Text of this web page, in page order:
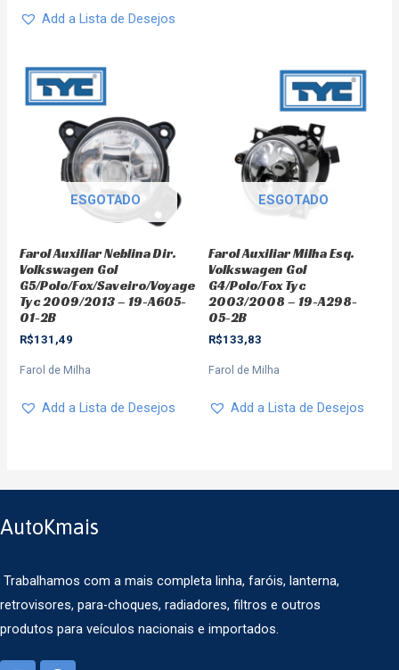
Add a Lista de Desejos
ESGOTADO
Farol Auxiliar Neblina Dir.
Volkswagen Gol
G5/Polo/Fox/Saveiro/Voyage
Tyc 2009/2013 – 19-A605-
01-2B
R$131,49
Farol de Milha
Add a Lista de Desejos
ESGOTADO
Farol Auxiliar Milha Esq.
Volkswagen Gol
G4/Polo/Fox Tyc
2003/2008 – 19-A298-
05-2B
R$133,83
Farol de Milha
Add a Lista de Desejos
AutoKmais
Trabalhamos com a mais completa linha, faróis, lanterna,
retrovisores, para-choques, radiadores, filtros e outros
produtos para veículos nacionais e importados.